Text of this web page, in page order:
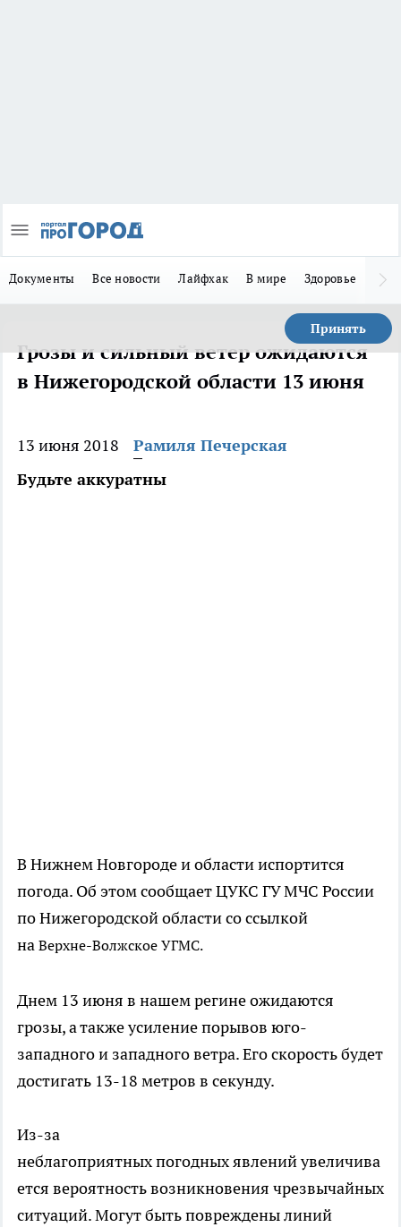
Документы Все новости Лайфхак В мире Здоровье
Принять
Грозы и сильный ветер ожидаются
в Нижегородской области 13 июня
13 июня 2018
Рамиля Печерская
Будьте аккуратны
В Нижнем Новгороде и области испортится
погода. Об этом сообщает ЦУКС ГУ МЧС России
по Нижегородской области со ссылкой
на Верхне-Волжское УГМС.
Днем 13 июня в нашем регине ожидаются
грозы, а также усиление порывов юго-
западного и западного ветра. Его скорость будет
достигать 13-18 метров в секунду.
Из-за
неблагоприятных погодных явлений увеличива
ется вероятность возникновения чрезвычайных
ситуаций. Могут быть повреждены линий